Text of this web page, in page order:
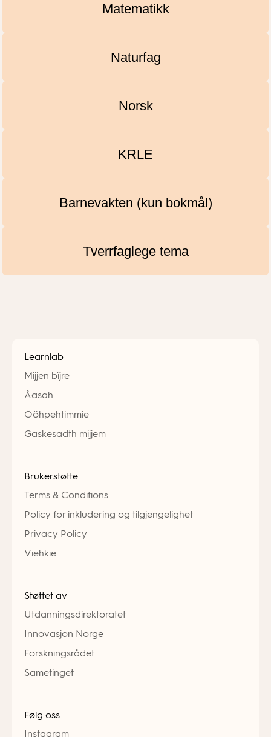
Matematikk
Naturfag
Norsk
KRLE
Barnevakten (kun bokmål)
Tverrfaglege tema
Learnlab
Mijjen bïjre
Åasah
Ööhpehtimmie
Gaskesadth mijjem
Brukerstøtte
Terms & Conditions
Policy for inkludering og tilgjengelighet
Privacy Policy
Viehkie
Støttet av
Utdanningsdirektoratet
Innovasjon Norge
Forskningsrådet
Sametinget
Følg oss
Instagram